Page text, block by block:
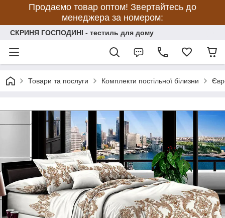
Продаємо товар оптом! Звертайтесь до
менеджера за номером:
СКРИНЯ ГОСПОДИНІ - тестиль для дому
Товари та послуги Комплекти постільної білизни